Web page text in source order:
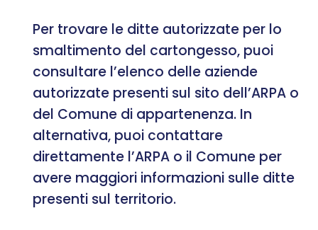
Per trovare le ditte autorizzate per lo
smaltimento del cartongesso, puoi
consultare l’elenco delle aziende
autorizzate presenti sul sito dell’ARPA o
del Comune di appartenenza. In
alternativa, puoi contattare
direttamente l’ARPA o il Comune per
avere maggiori informazioni sulle ditte
presenti sul territorio.